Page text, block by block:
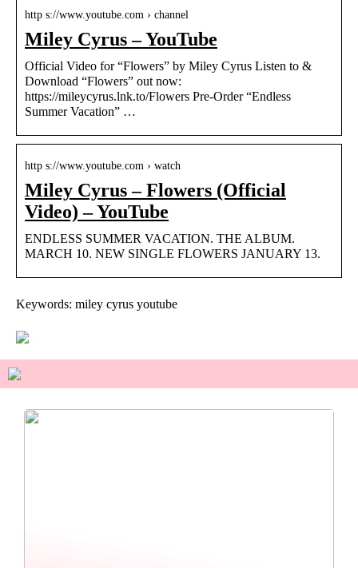
http s://www.youtube.com › channel
Miley Cyrus – YouTube
Official Video for “Flowers” by Miley Cyrus Listen to &
Download “Flowers” out now:
https://mileycyrus.lnk.to/Flowers Pre-Order “Endless
Summer Vacation” …
http s://www.youtube.com › watch
Miley Cyrus – Flowers (Official
Video) – YouTube
ENDLESS SUMMER VACATION. THE ALBUM.
MARCH 10. NEW SINGLE FLOWERS JANUARY 13.
Keywords: miley cyrus youtube